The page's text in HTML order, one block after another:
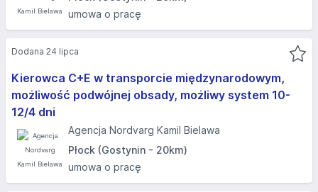
umowa o pracę
Kierowca C+E w transporcie międzynarodowym,
możliwość podwójnej obsady, możliwy system 10-
12/4 dni
Agencja Nordvarg Kamil Bielawa
Płock (Gostynin - 20km)
umowa o pracę
Dodana 24 lipca